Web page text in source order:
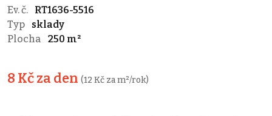
Ev. č.
RT1636-5516
Typ
sklady
Plocha
250 m²
8 Kč za den (12 Kč za m²/rok)